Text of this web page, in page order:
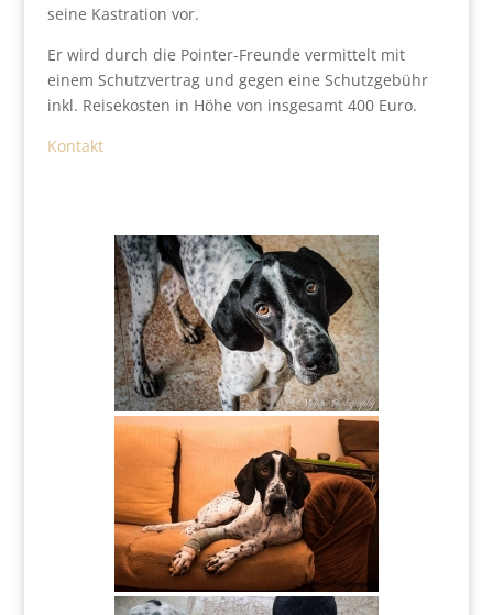
seine Kastration vor.
Er wird durch die Pointer-Freunde vermittelt mit
einem Schutzvertrag und gegen eine Schutzgebühr
inkl. Reisekosten in Höhe von insgesamt 400 Euro.
Kontakt